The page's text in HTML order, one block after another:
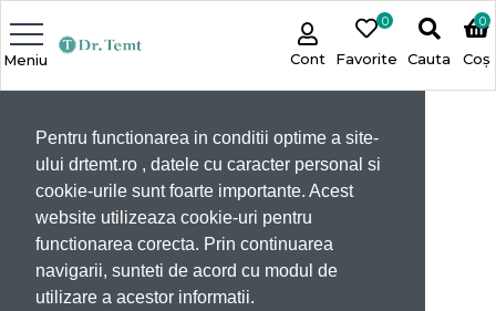
Pentru functionarea in conditii optime a site-
ului drtemt.ro , datele cu caracter personal si
cookie-urile sunt foarte importante. Acest
website utilizeaza cookie-uri pentru
functionarea corecta. Prin continuarea
navigarii, sunteti de acord cu modul de
utilizare a acestor informatii.
Meniu Cont Favorite
0
Cauta Coș
0